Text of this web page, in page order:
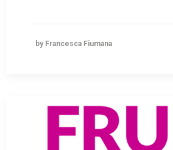
by Francesca Fiumana